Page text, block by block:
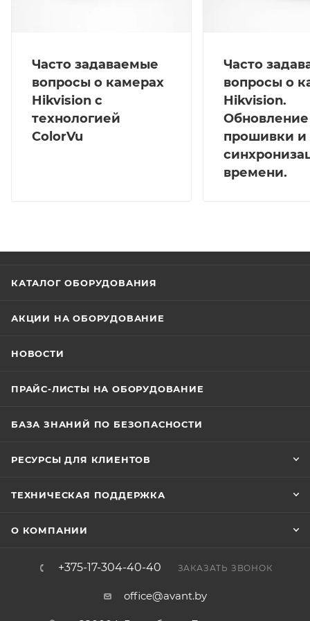
Часто задаваемые
вопросы о камерах
Hikvision с
технологией
ColorVu
Часто
вопросы о
Hikvision.
Обновление
прошивки и
времени.
КАТАЛОГ ОБОРУДОВАНИЯ
АКЦИИ НА ОБОРУДОВАНИЕ
НОВОСТИ
ПРАЙС-ЛИСТЫ НА ОБОРУДОВАНИЕ
БАЗА ЗНАНИЙ ПО БЕЗОПАСНОСТИ
РЕСУРСЫ ДЛЯ КЛИЕНТОВ
ТЕХНИЧЕСКАЯ ПОДДЕРЖКА
О КОМПАНИИ
+375-17-304-40-40 ЗАКАЗАТЬ ЗВОНОК
office@avant.by